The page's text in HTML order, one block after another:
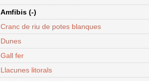
Amfibis (-)
Cranc de riu de potes blanques
Dunes
Gall fer
Llacunes litorals